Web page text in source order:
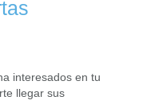
interesados en tu
llegar sus